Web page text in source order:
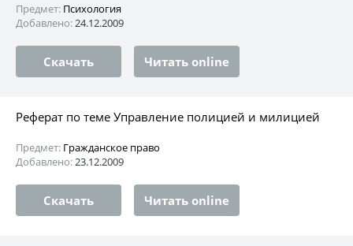
Предмет: Психология
Добавлено:24.12.2009
Скачать Читать online
Реферат по теме Управление полицией и милицией
Предмет: Гражданское право
Добавлено:23.12.2009
Скачать Читать online